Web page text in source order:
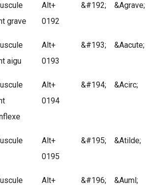
grave
Alt+
0192
&#192; &Agrave;
aigu
Alt+
0193
&#193; &Aacute;
Alt+
0194
&#194; &Acirc;
Alt+
0195
&#195; &Atilde;
Alt+
&#196; &Auml;